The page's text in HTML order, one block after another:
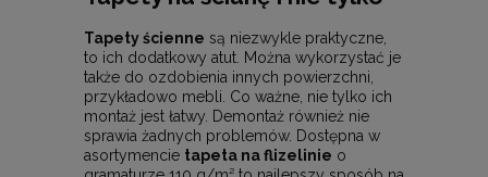
Tapety ścienne są niezwykle praktyczne,
to ich dodatkowy atut. Można wykorzystać je
także do ozdobienia innych powierzchni,
przykładowo mebli. Co ważne, nie tylko ich
montaż jest łatwy. Demontaż również nie
sprawia żadnych problemów. Dostępna w
asortymencie tapeta na flizelinie o